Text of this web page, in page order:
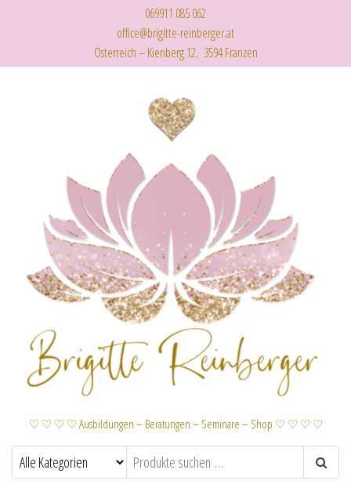
069911 085 062
office@brigitte-reinberger.at
Österreich – Kienberg 12, 3594 Franzen
♡ ♡ ♡ ♡ Ausbildungen – Beratungen – Seminare – Shop ♡ ♡ ♡ ♡